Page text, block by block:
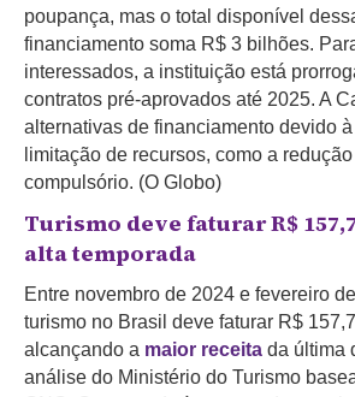
poupança, mas o total disponível
financiamento soma R$ 3 bilhões.
interessados, a instituição está
contratos pré-aprovados até 2025. A
alternativas de financiamento devido
limitação de recursos, como a
compulsório. (O Globo)
Turismo deve faturar R$
alta temporada
Entre novembro de 2024 e fevereiro
turismo no Brasil deve faturar R$
alcançando a maior receita da última
análise do Ministério do Turismo